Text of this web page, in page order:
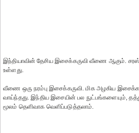
இந்தியாவின் தேசிய இசைக்கருவி வீணை ஆகும்.
உள்ளது.
வீணை ஒரு நரம்பு இசைக்கருவி. மிக அழகிய
வாய்ந்தது. இந்திய இசையின் பல நுட்பங்களையும்,
மூலம் தெளிவாக வெளிப்படுத்தலாம்.